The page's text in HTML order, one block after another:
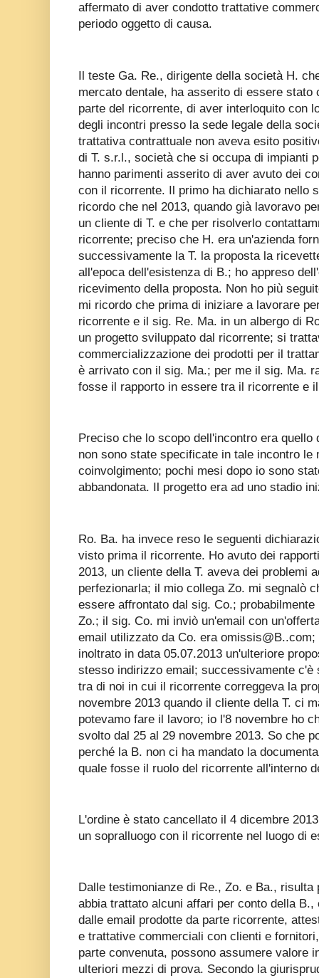
affermato di aver condotto trattative
periodo oggetto di causa.
Il teste Ga. Re., dirigente della società H.
mercato dentale, ha asserito di essere stato
parte del ricorrente, di aver interloquito con
degli incontri presso la sede legale della
trattativa contrattuale non aveva esito
di T. s.r.l., società che si occupa di impianti
hanno parimenti asserito di aver avuto dei
con il ricorrente. Il primo ha dichiarato nello
ricordo che nel 2013, quando già lavoravo
un cliente di T. e che per risolverlo
ricorrente; preciso che H. era un'azienda
successivamente la T. la proposta la
all'epoca dell'esistenza di B.; ho appreso
ricevimento della proposta. Non ho più
mi ricordo che prima di iniziare a lavorare
ricorrente e il sig. Re. Ma. in un albergo di
un progetto sviluppato dal ricorrente; si
commercializzazione dei prodotti per il
è arrivato con il sig. Ma.; per me il sig. Ma.
fosse il rapporto in essere tra il ricorrente e
Preciso che lo scopo dell'incontro era
non sono state specificate in tale incontro le
coinvolgimento; pochi mesi dopo io sono
abbandonata. Il progetto era ad uno stadio
Ro. Ba. ha invece reso le seguenti
visto prima il ricorrente. Ho avuto dei
2013, un cliente della T. aveva dei problemi
perfezionarla; il mio collega Zo. mi segnalò
essere affrontato dal sig. Co.;
Zo.; il sig. Co. mi inviò un'email con
email utilizzato da Co. era
inoltrato in data 05.07.2013 un'ulteriore
stesso indirizzo email; successivamente c'è
tra di noi in cui il ricorrente correggeva la
novembre 2013 quando il cliente della T. ci
potevamo fare il lavoro; io l'8 novembre ho
svolto dal 25 al 29 novembre 2013. So che
perché la B. non ci ha mandato la
quale fosse il ruolo del ricorrente all'interno
L'ordine è stato cancellato il 4 dicembre
un sopralluogo con il ricorrente nel luogo di
Dalle testimonianze di Re., Zo. e Ba.,
abbia trattato alcuni affari per conto della
dalle email prodotte da parte ricorrente,
e trattative commerciali con clienti e
parte convenuta, possono assumere valore
ulteriori mezzi di prova. Secondo la